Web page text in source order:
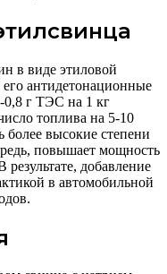
в виде этиловой
антидетонационные
0,8 г ТЭС на 1 кг
топлива на 5-10
более высокие степени
повышает мощность
добавление
в автомобильной